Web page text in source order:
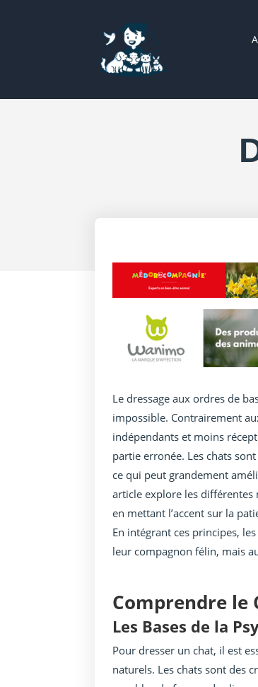
Le dressage aux ordres de
impossible. Contrairement
indépendants et moins
partie erronée. Les chats
ce qui peut grandement
article explore les différentes
en mettant l’accent sur la
En intégrant ces principes,
leur compagnon félin, mais
Comprendre le
Les Bases de la
Pour dresser un chat, il est
naturels. Les chats sont des